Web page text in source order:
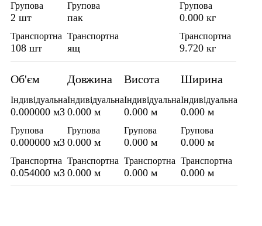
Групова
2 шт
Транспортна
108 шт
Групова
пак
Транспортна
ящ
Групова
0.000 кг
Транспортна
9.720 кг
Об'єм
Індивідуальна
0.000000 м3
Групова
0.000000 м3
Транспортна
0.054000 м3
Довжина
Індивідуальна
0.000 м
Групова
0.000 м
Транспортна
0.000 м
Висота
Індивідуальна
0.000 м
Групова
0.000 м
Транспортна
0.000 м
Ширина
Індивідуальна
0.000 м
Групова
0.000 м
Транспортна
0.000 м